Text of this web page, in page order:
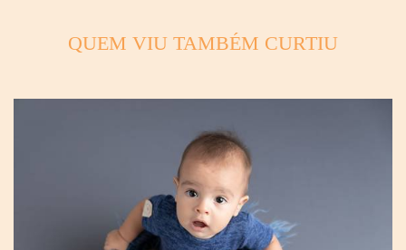
QUEM VIU TAMBÉM CURTIU